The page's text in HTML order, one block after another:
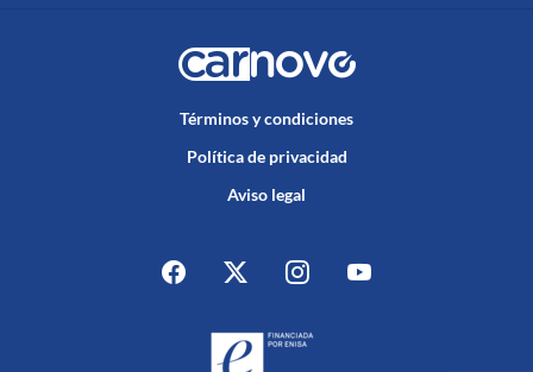
Términos y condiciones
Política de privacidad
Aviso legal